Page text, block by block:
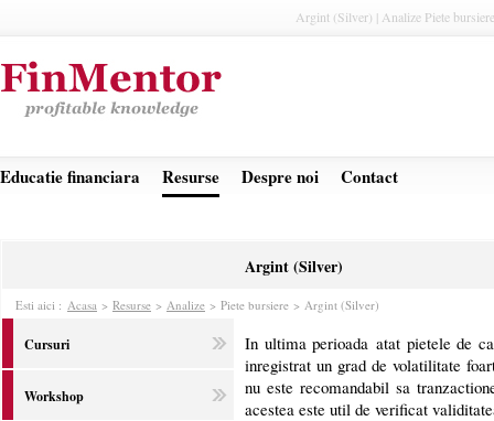
Argint (Silver) | Analize Piete
Educatie financiara Resurse Despre noi Contact
Argint (Silver)
Esti aici : Acasa > Resurse > Analize > Piete bursiere > Argint (Silver)
Cursuri
Workshop
In ultima perioada atat pietele de
inregistrat un grad de volatilitate
nu este recomandabil sa
acestea este util de verificat